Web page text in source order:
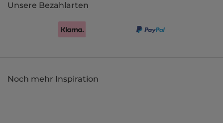
Unsere Bezahlarten
Noch mehr Inspiration